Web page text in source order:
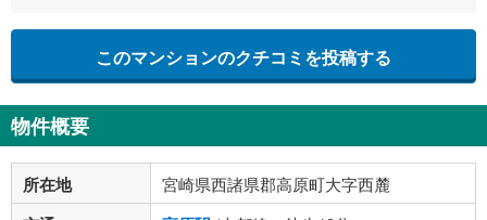
このマンションのクチコミを投稿する
物件概要
所在地 宮崎県西諸県郡高原町大字西麓